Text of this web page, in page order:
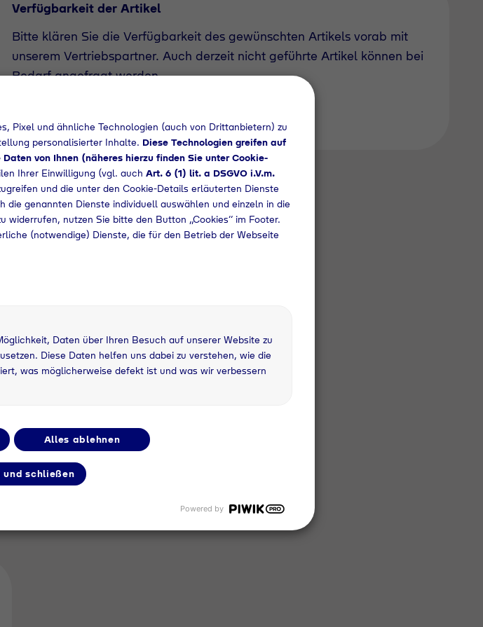
Verfügbarkeit der Artikel
Bitte klären Sie die Verfügbarkeit des gewünschten Artikels vorab mit
unserem Vertriebspartner. Auch derzeit nicht geführte Artikel können bei
Bedarf angefragt werden.
Nutzung
5 kg
Pfandflasche
Pixel und ähnliche Technologien (auch von Drittanbietern) zu
personalisierter Inhalte. Diese Technologien greifen auf
von Ihnen (näheres hierzu finden Sie unter Cookie-
Ihrer Einwilligung (vgl. auch Art. 6 (1) lit. a DSGVO i.V.m.
und die unter den Cookie-Details erläuterten Dienste
die genannten Dienste individuell auswählen und einzeln in die
nutzen Sie bitte den Button „Cookies“ im Footer.
(notwendige) Dienste, die für den Betrieb der Webseite
Daten über Ihren Besuch auf unserer Website zu
Diese Daten helfen uns dabei zu verstehen, wie die
was möglicherweise defekt ist und was wir verbessern
Alles ablehnen
und schließen
Powered by